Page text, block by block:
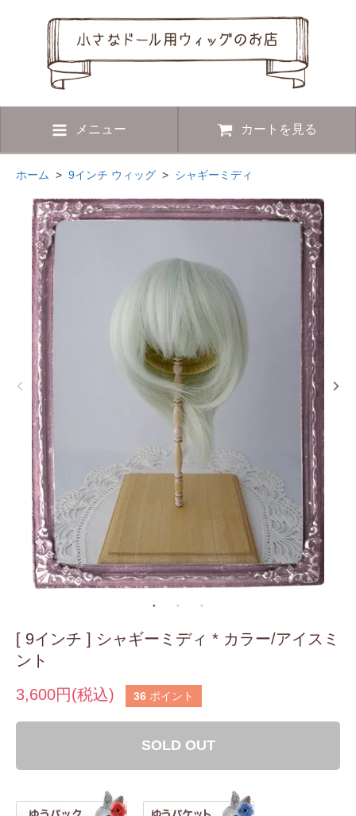
メニュー カートを見る
ホーム > 9インチ ウィッグ > シャギーミディ
[ 9インチ ] シャギーミディ * カラー/アイスミ
ント
3,600円(税込)
36 ポイント
SOLD OUT